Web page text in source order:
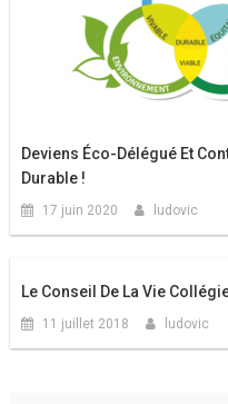
Deviens Éco-Délégué Et
Durable !
17 juin 2020 ludovic
Le Conseil De La Vie
11 juillet 2018 ludovic